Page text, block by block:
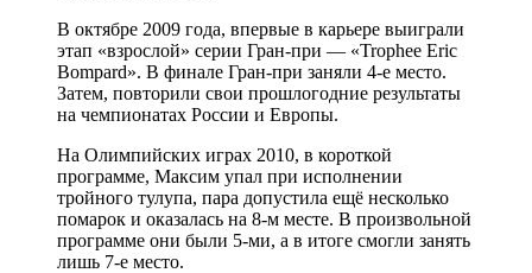
В октябре 2009 года, впервые в карьере выиграли
этап «взрослой» серии Гран-при — «Trophee Eric
Bompard». В финале Гран-при заняли 4-е место.
Затем, повторили свои прошлогодние результаты
на чемпионатах России и Европы.
На Олимпийских играх 2010, в короткой
программе, Максим упал при исполнении
тройного тулупа, пара допустила ещё несколько
помарок и оказалась на 8-м месте. В произвольной
программе они были 5-ми, а в итоге смогли занять
лишь 7-е место.